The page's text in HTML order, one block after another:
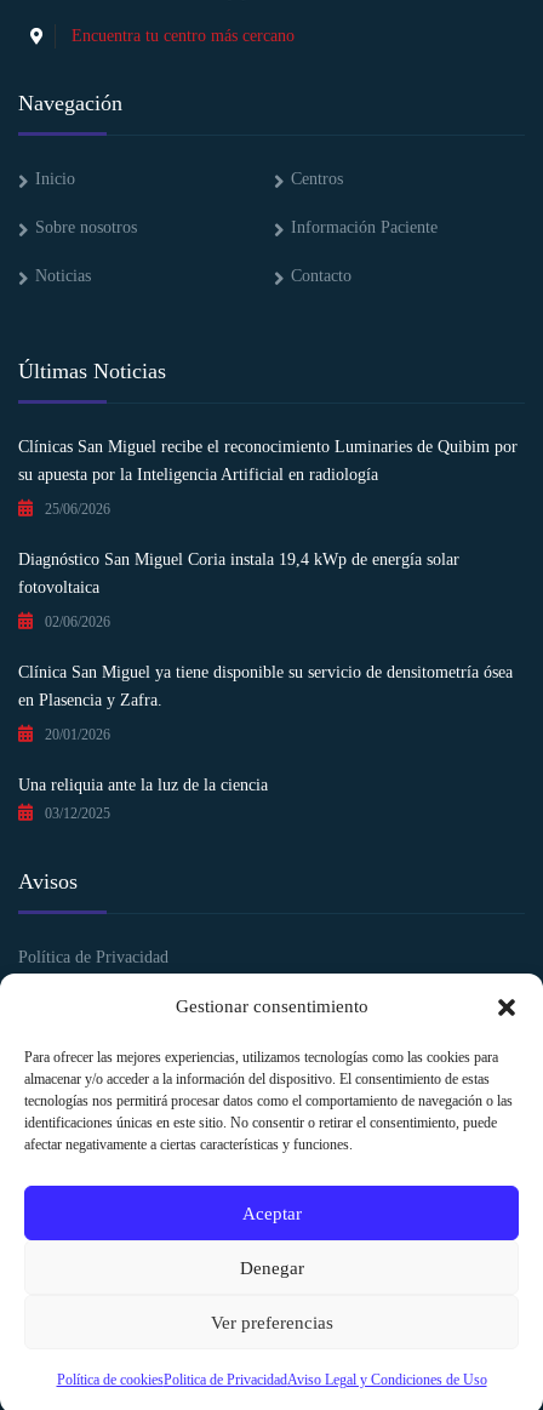
Gestionar consentimiento
Para ofrecer las mejores experiencias, utilizamos tecnologías como las cookies para
almacenar y/o acceder a la información del dispositivo. El consentimiento de estas
tecnologías nos permitirá procesar datos como el comportamiento de navegación o las
identificaciones únicas en este sitio. No consentir o retirar el consentimiento, puede
afectar negativamente a ciertas características y funciones.
Aceptar
Denegar
Ver preferencias
Política de cookiesPolitica de PrivacidadAviso Legal y Condiciones de Uso
Encuentra tu centro más cercano
Navegación
Inicio Centros
Sobre nosotros Información Paciente
Noticias Contacto
Últimas Noticias
Clínicas San Miguel recibe el reconocimiento Luminaries de Quibim por
su apuesta por la Inteligencia Artificial en radiología
25/06/2026
Diagnóstico San Miguel Coria instala 19,4 kWp de energía solar
fotovoltaica
02/06/2026
Clínica San Miguel ya tiene disponible su servicio de densitometría ósea
en Plasencia y Zafra.
20/01/2026
Una reliquia ante la luz de la ciencia
03/12/2025
Avisos
Política de Privacidad